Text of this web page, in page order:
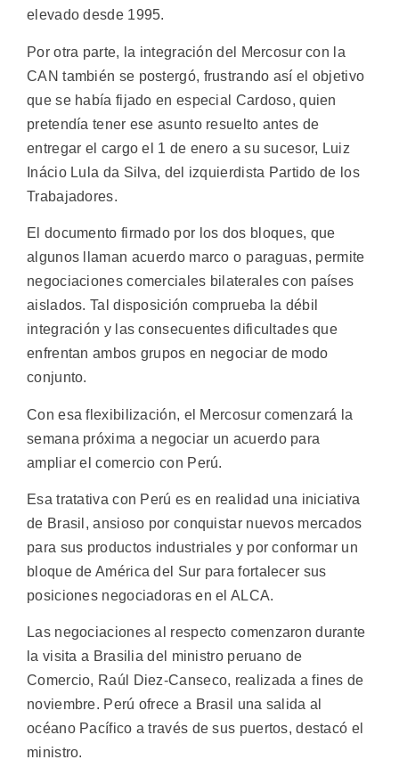
elevado desde 1995.
Por otra parte, la integración del Mercosur con la
CAN también se postergó, frustrando así el objetivo
que se había fijado en especial Cardoso, quien
pretendía tener ese asunto resuelto antes de
entregar el cargo el 1 de enero a su sucesor, Luiz
Inácio Lula da Silva, del izquierdista Partido de los
Trabajadores.
El documento firmado por los dos bloques, que
algunos llaman acuerdo marco o paraguas, permite
negociaciones comerciales bilaterales con países
aislados. Tal disposición comprueba la débil
integración y las consecuentes dificultades que
enfrentan ambos grupos en negociar de modo
conjunto.
Con esa flexibilización, el Mercosur comenzará la
semana próxima a negociar un acuerdo para
ampliar el comercio con Perú.
Esa tratativa con Perú es en realidad una iniciativa
de Brasil, ansioso por conquistar nuevos mercados
para sus productos industriales y por conformar un
bloque de América del Sur para fortalecer sus
posiciones negociadoras en el ALCA.
Las negociaciones al respecto comenzaron durante
la visita a Brasilia del ministro peruano de
Comercio, Raúl Diez-Canseco, realizada a fines de
noviembre. Perú ofrece a Brasil una salida al
océano Pacífico a través de sus puertos, destacó el
ministro.